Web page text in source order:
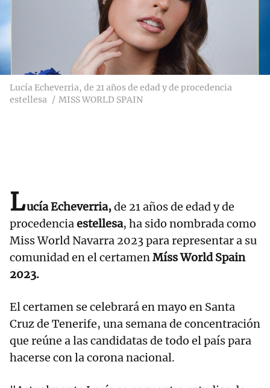
Lucía Echeverria, de 21 años de edad y de procedencia
estellesa
MISS WORLD SPAIN
Lucía Echeverria,de 21 años de edad y de
procedenciaestellesa, ha sido nombrada como
Miss World Navarra 2023 para representar a su
comunidad en el certamenMíss World Spain
2023.
El certamen se celebrará en mayo en Santa
Cruz de Tenerife, una semana de concentración
que reúne a las candidatas de todo el país para
hacerse con la corona nacional.